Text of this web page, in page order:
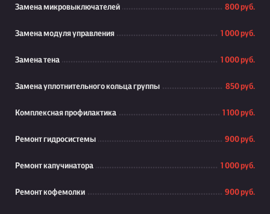
Замена микровыключателей 800 руб.
Замена модуля управления 1 000 руб.
Замена тена 1 000 руб.
Замена уплотнительного кольца группы 850 руб.
Комплексная профилактика 1 100 руб.
Ремонт гидросистемы 900 руб.
Ремонт капучинатора 1 000 руб.
Ремонт кофемолки 900 руб.